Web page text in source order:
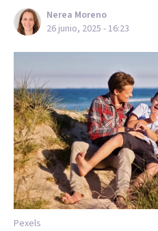
Nerea Moreno
26 junio, 2025 - 16:23
Pexels